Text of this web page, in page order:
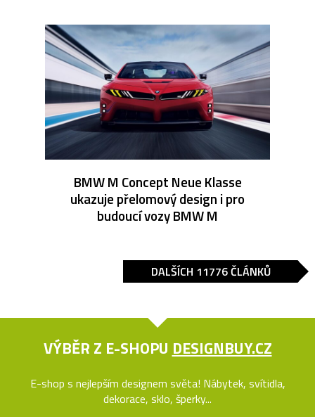
BMW M Concept Neue Klasse
ukazuje přelomový design i pro
budoucí vozy BMW M
DALŠÍCH 11776 ČLÁNKŮ
VÝBĚR Z E-SHOPU DESIGNBUY.CZ
E-shop s nejlepším designem světa! Nábytek, svítidla,
dekorace, sklo, šperky...